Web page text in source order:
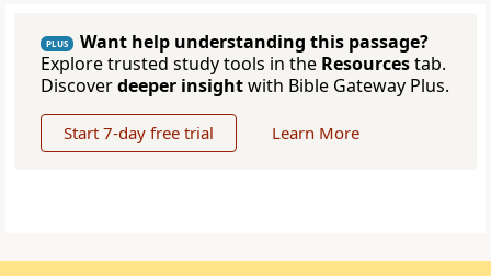
PLUS
Want help understanding this passage?
Explore trusted study tools in the Resourcestab.
Discoverdeeper insightwith Bible Gateway Plus.
Start 7-day free trial Learn More